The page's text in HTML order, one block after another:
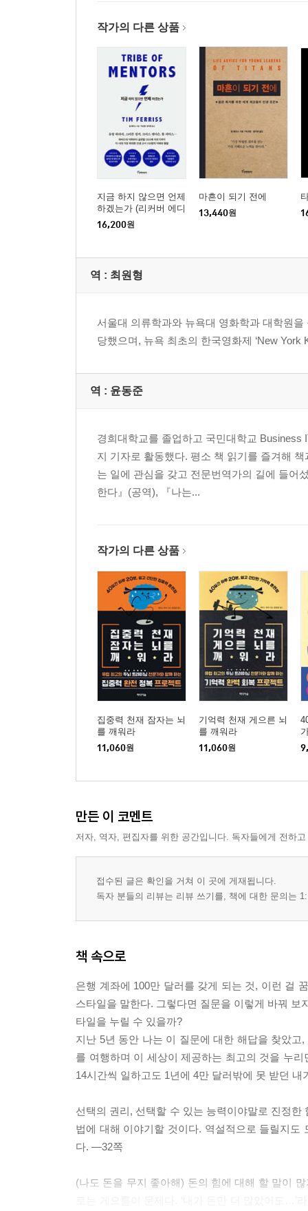
작가의 다른 상품
지금 하지 않으면 언제
하겠는가 (리커버 에디
션)
16,200원
마흔이 되기 전에
13,440원
역 : 최원형
서울대 의류학과와 뉴욕대 영화학과 대학원
당했으며, 뉴욕 최초의 한국영화제 ‘New
역 : 윤동준
경희대학교를 졸업하고 국민대학교
지 기자로 활동했다. 평소 책 읽기를 즐겨해
는 일에 관심을 갖고 전문번역가의 길에 들어
한다』(공역), 『나는...
작가의 다른 상품
집중력 천재 잠자는 뇌
를 깨워라
11,060원
기억력 천재 게으른 뇌
를 깨워라
11,060원
만든 이 코멘트
저자, 역자, 편집자를 위한 공간입니다. 독자들에게 전하
접수된 글은 확인을 거쳐 이 곳에 게재됩니다.
독자 분들의 리뷰는 리뷰 쓰기를, 책에 대한 문의는
책 속으로
은행 계좌에 100만 달러를 갖게 되는 것, 이런 걸
스타일을 말한다. 그렇다면 질문을 이렇게 바꿔
타일을 누릴 수 있을까?
지난 5년 동안 나는 이 질문에 대한 해답을 찾았
를 여행하며 이 세상이 제공하는 최고의 것을 누
14시간씩 일하고도 1년에 4만 달러밖에 못 받던
선택의 권리, 선택할 수 있는 능력이야말로 진정
법에 대해 이야기할 것이다. 역설적으로 들릴지
다. ―32쪽
(나도 돈을 무지 좋아해) 돈의 힘에 대해 할 말이